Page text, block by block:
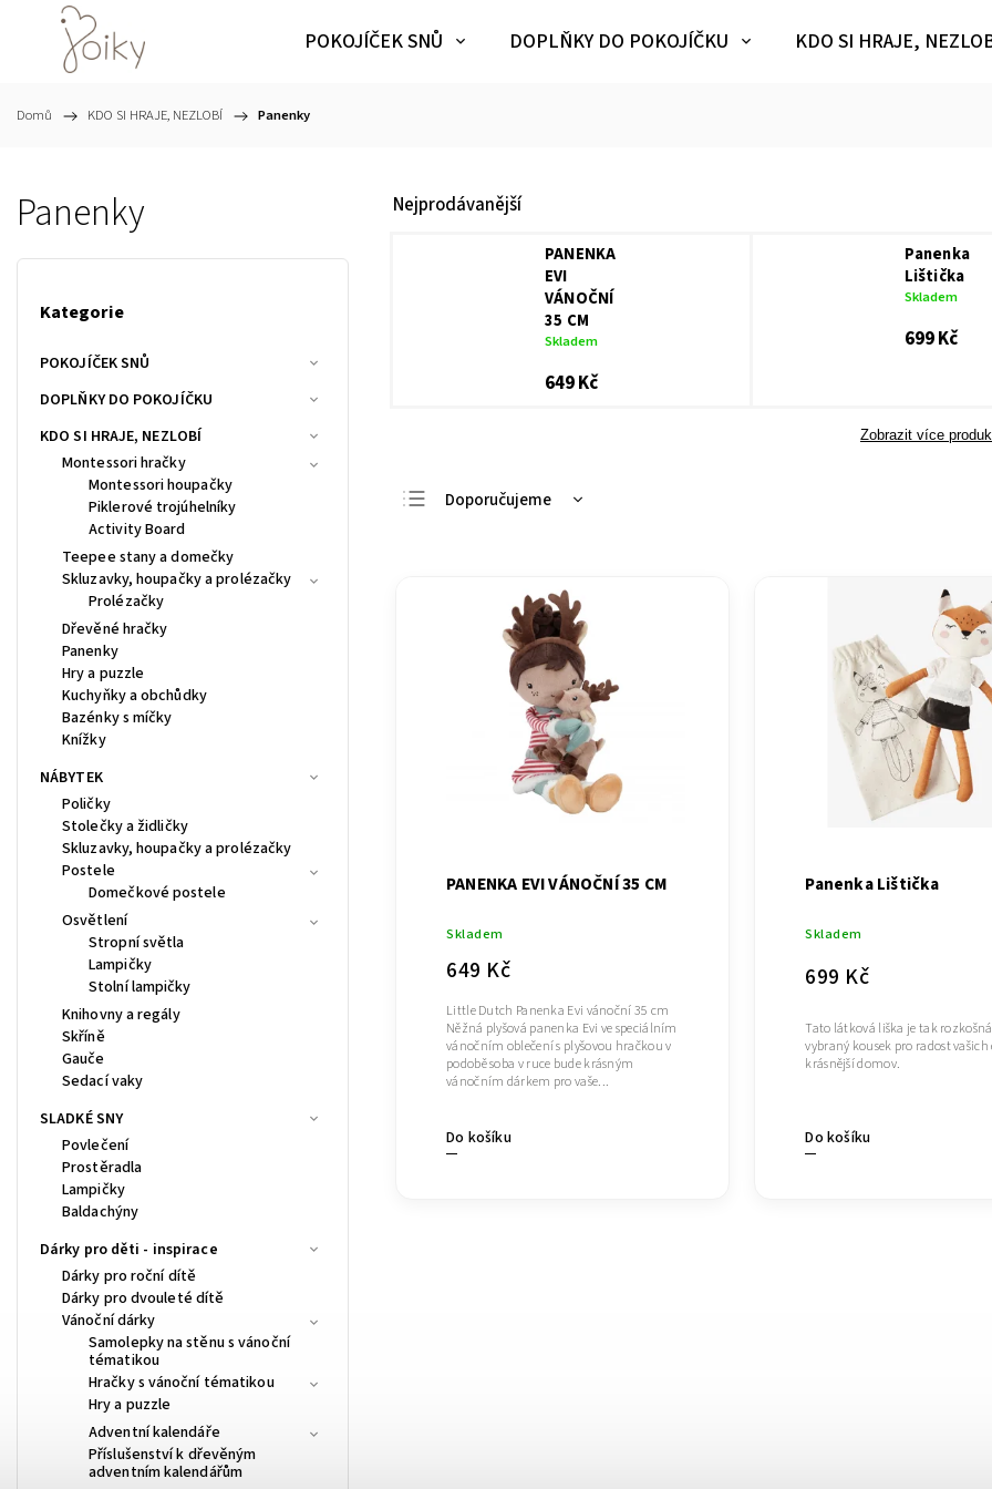
POKOJÍČEK SNŮ DOPLŇKY DO POKOJÍČKU KDO SI HRAJE,
Domů / KDO SI HRAJE, NEZLOBÍ / Panenky
Panenky
Kategorie
POKOJÍČEK SNŮ
DOPLŇKY DO POKOJÍČKU
KDO SI HRAJE, NEZLOBÍ
Montessori hračky
Montessori houpačky
Piklerové trojúhelníky
Activity Board
Teepee stany a domečky
Skluzavky, houpačky a prolézačky
Prolézačky
Dřevěné hračky
Panenky
Hry a puzzle
Kuchyňky a obchůdky
Bazénky s míčky
Knížky
NÁBYTEK
Poličky
Stolečky a židličky
Skluzavky, houpačky a prolézačky
Postele
Domečkové postele
Osvětlení
Stropní světla
Lampičky
Stolní lampičky
Knihovny a regály
Skříně
Gauče
Sedací vaky
SLADKÉ SNY
Povlečení
Prostěradla
Lampičky
Baldachýny
Dárky pro děti - inspirace
Dárky pro roční dítě
Dárky pro dvouleté dítě
Vánoční dárky
Samolepky na stěnu s vánoční
tématikou
Hračky s vánoční tématikou
Hry a puzzle
Adventní kalendáře
Příslušenství k dřevěným
adventním kalendářům
Nejprodávanější
PANENKA
EVI
VÁNOČNÍ
35 CM
Skladem
649 Kč
Panenka
Lištička
Skladem
699 Kč
Zobrazit více
Doporučujeme
Nejprodávanější
Abecedně
PANENKA EVI VÁNOČNÍ 35 CM
Skladem
649 Kč
Do košíku
Little Dutch Panenka Evi vánoční 35 cm
Něžná plyšová panenka Evi ve speciálním
vánočním oblečení s plyšovou hračkou v
podobě soba v ruce bude krásným
vánočním dárkem pro vaše...
Panenka Lištička
Skladem
699 Kč
Do košíku
Tato látková liška je tak
vybraný kousek pro radost vašich
krásnější domov.